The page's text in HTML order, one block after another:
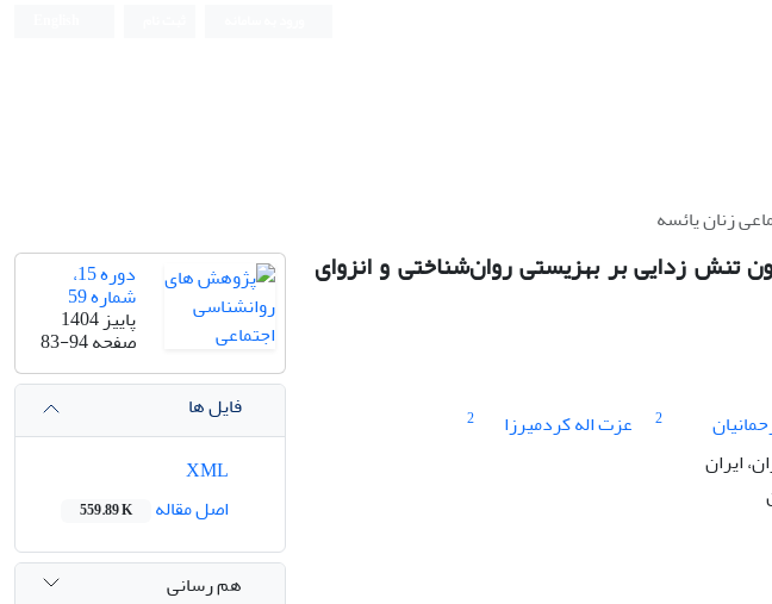
زنان یائسه
تنش زدایی بر بهزیستی روان‌شناختی و انزوای
2 عزت اله کردمیرزا
2
ایران
دوره 15،
شماره 59
پاییز 1404
صفحه83-94
فایل ها
اصل مقاله
559.89 K
هم رسانی